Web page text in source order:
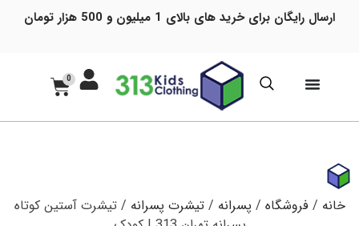
ارسال رایگان برای خرید های بالای 1 میلیون و 500 هزار تومان
0
خانه /فروشگاه / پسرانه /تیشرت پسرانه / تیشرت آستین کوتاه